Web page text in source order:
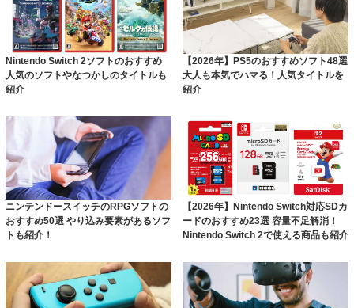
Nintendo Switch 2ソフトのおすすめ
人気のソフトやなつかしのタイトルも
紹介
【2026年】PS5のおすすめソフト48選
大人も本気でハマる！人気タイトルを
紹介
ニンテンドースイッチのRPGソフトの
おすすめ50選 やり込み要素があるソフ
トも紹介！
【2026年】Nintendo Switch対応SDカ
ードのおすすめ23選 容量不足解消！
Nintendo Switch 2で使える商品も紹介